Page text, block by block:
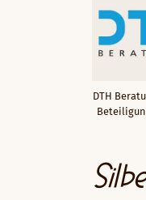
DTH